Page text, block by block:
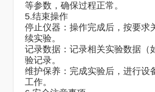
等参数，确保过程正常。
5.结束操作
停止仪器：操作完成后，按要求
续实验。
记录数据：记录相关实验数据（
验记录。
维护保养：完成实验后，进行设
工作。